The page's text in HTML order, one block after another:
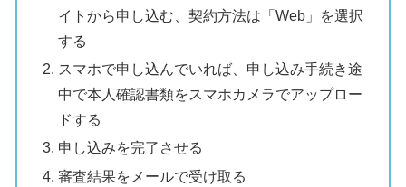
イトから申し込む、契約方法は「Web」を選択
する
スマホで申し込んでいれば、申し込み手続き途
中で本人確認書類をスマホカメラでアップロー
ドする
申し込みを完了させる
審査結果をメールで受け取る